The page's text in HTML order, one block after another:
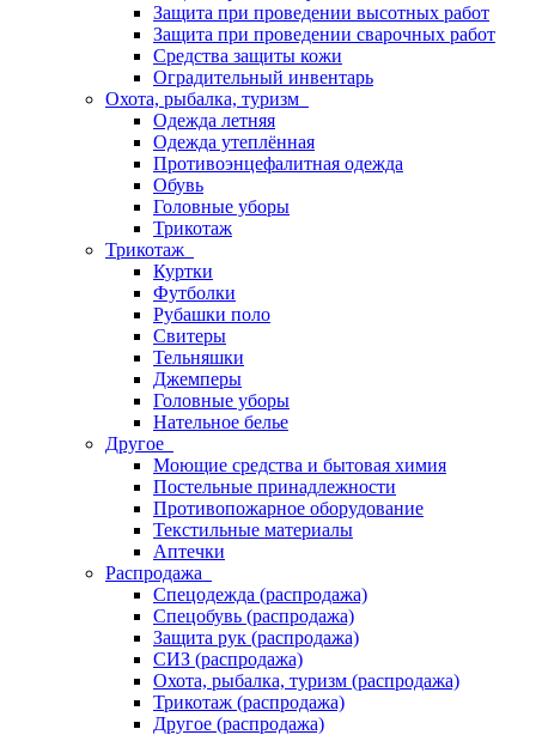
Защита при проведении высотных работ
Защита при проведении сварочных работ
Средства защиты кожи
Оградительный инвентарь
Охота, рыбалка, туризм
Одежда летняя
Одежда утеплённая
Противоэнцефалитная одежда
Обувь
Головные уборы
Трикотаж
Трикотаж
Куртки
Футболки
Рубашки поло
Свитеры
Тельняшки
Джемперы
Головные уборы
Нательное белье
Другое
Моющие средства и бытовая химия
Постельные принадлежности
Противопожарное оборудование
Текстильные материалы
Аптечки
Распродажа
Спецодежда (распродажа)
Спецобувь (распродажа)
Защита рук (распродажа)
СИЗ (распродажа)
Охота, рыбалка, туризм (распродажа)
Трикотаж (распродажа)
Другое (распродажа)